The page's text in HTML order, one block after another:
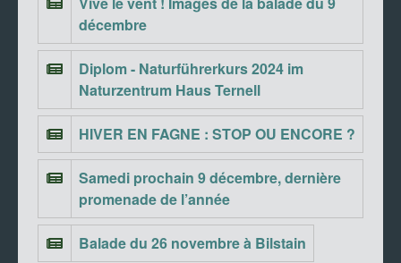
décembre
Diplom - Naturführerkurs 2024 im
Naturzentrum Haus Ternell
HIVER EN FAGNE : STOP OU ENCORE ?
Samedi prochain 9 décembre, dernière
promenade de l’année
Balade du 26 novembre à Bilstain